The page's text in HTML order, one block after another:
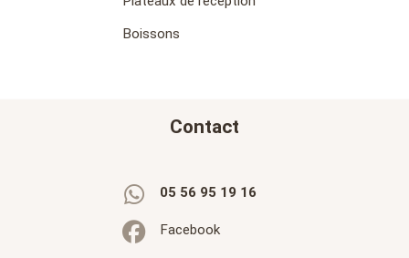
Boissons
Contact
05 56 95 19 16
Facebook